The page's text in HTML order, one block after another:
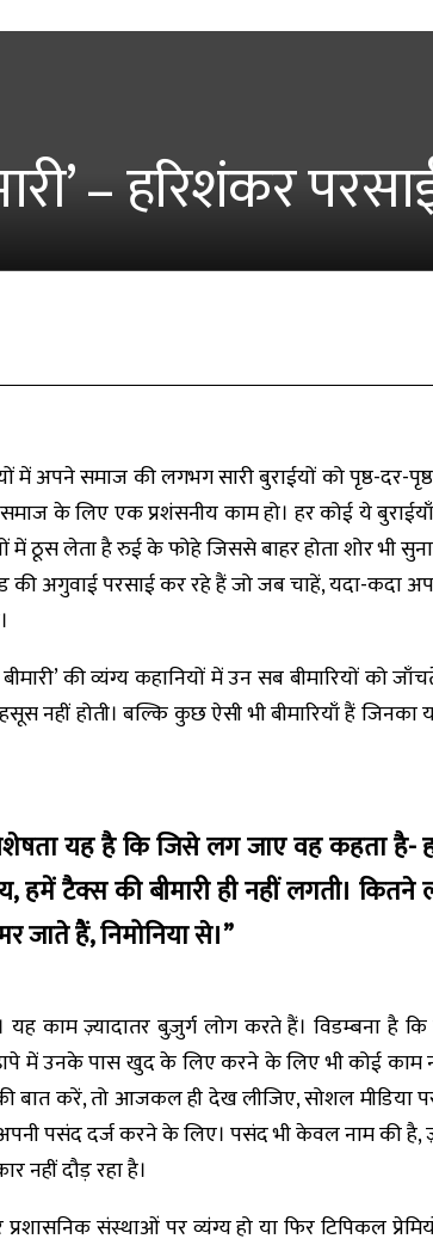
– हरिशंकर
में अपने समाज की लगभग सारी बुराईयों को पृष्ठ-दर-
समाज के लिए एक प्रशंसनीय काम हो। हर कोई ये
ठूस लेता है रुई के फोहे जिससे बाहर होता शोर भी
की अगुवाई परसाई कर रहे हैं जो जब चाहें, यदा-
की व्यंग्य कहानियों में उन सब बीमारियों को
नहीं होती। बल्कि कुछ ऐसी भी बीमारियाँ हैं जिनका
यह है कि जिसे लग जाए वह कहता
टैक्स की बीमारी ही नहीं लगती। कितने
जाते हैं, निमोनिया से।”
काम ज़्यादातर बुज़ुर्ग लोग करते हैं। विडम्बना है
में उनके पास खुद के लिए करने के लिए भी कोई काम
की बात करें, तो आजकल ही देख लीजिए, सोशल
पसंद दर्ज करने के लिए। पसंद भी केवल नाम की है,
नहीं दौड़ रहा है।
संस्थाओं पर व्यंग्य हो या फिर टिपिकल